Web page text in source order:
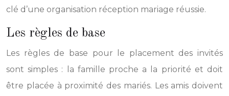
clé d’une organisation réception mariage réussie.
Les règles de base
Les règles de base pour le placement des invités
sont simples : la famille proche a la priorité et doit
être placée à proximité des mariés. Les amis doivent